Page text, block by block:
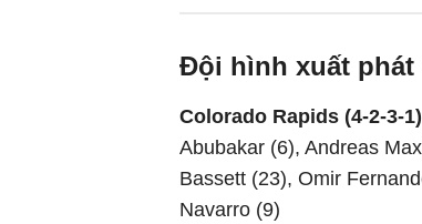
Đội hình xuất phát
Colorado Rapids (4-2-3-
Abubakar (6), Andreas
Bassett (23), Omir
Navarro (9)